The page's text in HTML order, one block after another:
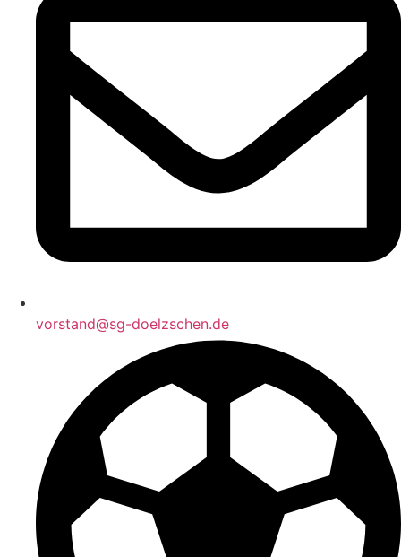
vorstand@sg-doelzschen.de